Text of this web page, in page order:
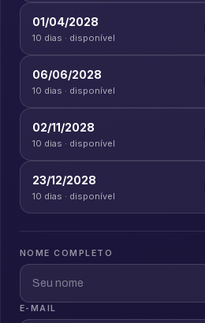
01/04/2028
10 dias · disponível
06/06/2028
10 dias · disponível
02/11/2028
10 dias · disponível
23/12/2028
10 dias · disponível
NOME COMPLETO
E-MAIL